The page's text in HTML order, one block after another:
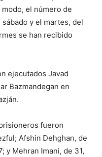
modo, el número de
y el martes, del
se han recibido
ejecutados Javad
Bazmandegan en
fueron
Afshin Dehghan, de
y Mehran Imani, de 31,